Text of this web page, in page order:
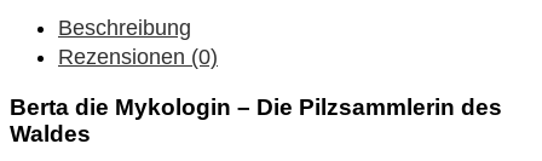
Beschreibung
Rezensionen (0)
Berta die Mykologin – Die Pilzsammlerin des
Waldes